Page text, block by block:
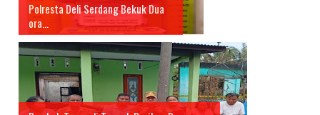
Polresta Deli Serdang Bekuk Dua
ora...